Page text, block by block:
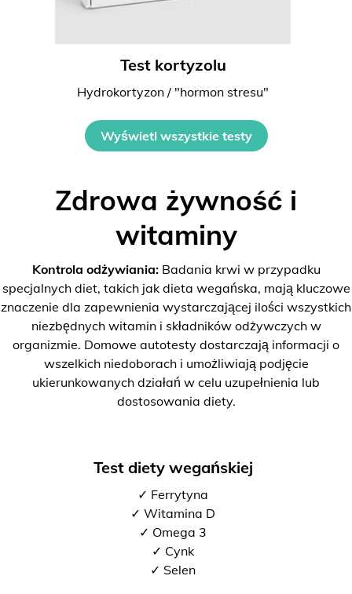
Test kortyzolu
Hydrokortyzon / "hormon stresu"
Wyświetl wszystkie testy
Zdrowa żywność i
witaminy
Kontrola odżywiania:Badania krwi w przypadku
specjalnych diet, takich jak dieta wegańska, mają kluczowe
znaczenie dla zapewnienia wystarczającej ilości wszystkich
niezbędnych witamin i składników odżywczych w
organizmie. Domowe autotesty dostarczają informacji o
wszelkich niedoborach i umożliwiają podjęcie
ukierunkowanych działań w celu uzupełnienia lub
dostosowania diety.
Test diety wegańskiej
✓ Ferrytyna
✓ Witamina D
✓ Omega 3
✓ Cynk
✓ Selen